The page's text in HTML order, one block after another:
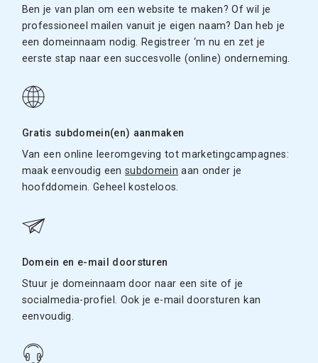
Ben je van plan om een website te maken? Of wil je
professioneel mailen vanuit je eigen naam? Dan heb je
een domeinnaam nodig. Registreer ‘m nu en zet je
eerste stap naar een succesvolle (online) onderneming.
Gratis subdomein(en) aanmaken
Van een online leeromgeving tot marketingcampagnes:
maak eenvoudig eensubdomein aan onder je
hoofddomein. Geheel kosteloos.
Domein en e-mail doorsturen
Stuur je domeinnaam door naar een site of je
socialmedia-profiel. Ook je e-mail doorsturen kan
eenvoudig.